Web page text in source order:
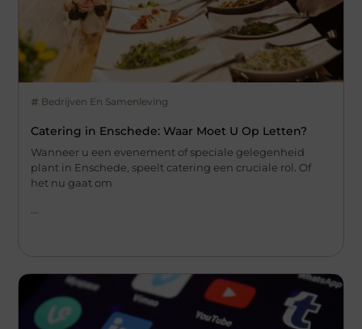
Bedrijven En Samenleving
Catering in Enschede: Waar Moet U Op Letten?
Wanneer u een evenement of speciale gelegenheid
plant in Enschede, speelt catering een cruciale rol. Of
het nu gaat om
...